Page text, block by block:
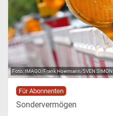
IMAGO/Frank Hoermann/SVEN SIMON
Für Abonnenten
Sondervermögen